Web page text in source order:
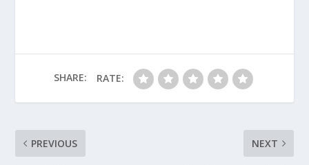
SHARE: RATE:
PREVIOUS NEXT